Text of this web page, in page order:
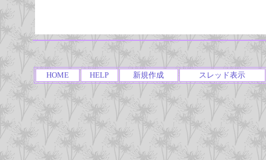
HOME HELP 新規作成 スレッド表示